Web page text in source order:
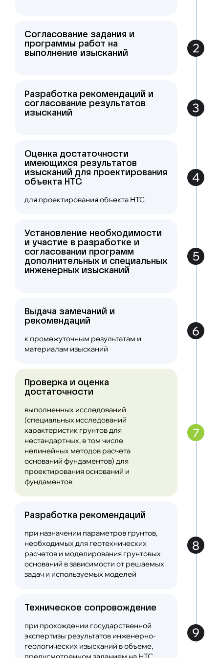
систем, мониторинг состояния фасадных
конструкций
Согласование задания и
программы работ на
выполнение изысканий
2
Разработка рекомендаций и
согласование результатов
изысканий
3
Оценка достаточности
имеющихся результатов
изысканий для проектирования
объекта НТС
для проектирования объекта НТС
4
Установление необходимости
и участие в разработке и
согласовании программ
дополнительных и специальных
инженерных изысканий
5
Выдача замечаний и
рекомендаций
к промежуточным результатам и
материалам изысканий
6
Проверка и оценка
достаточности
выполненных исследований
(специальных исследований
характеристик грунтов для
нестандартных, в том числе
нелинейных методов расчета
оснований фундаментов) для
проектирования оснований и
фундаментов
7
Разработка рекомендаций
при назначении параметров грунтов,
необходимых для геотехнических
расчетов и моделирования грунтовых
оснований в зависимости от решаемых
задач и используемых моделей
8
Техническое сопровождение
при прохождении государственной
экспертизы результатов инженерно-
геологических изысканий в объеме,
9